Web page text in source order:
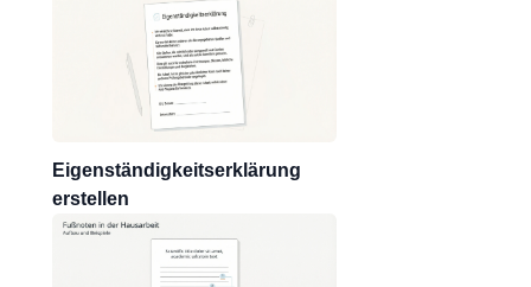
Eigenständigkeitserklärung
erstellen